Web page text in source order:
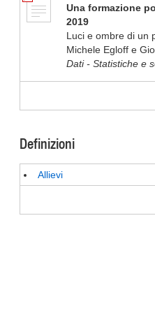
Una formazione
2019
Luci e ombre di un
Michele Egloff e
Dati - Statistiche e
Definizioni
Allievi